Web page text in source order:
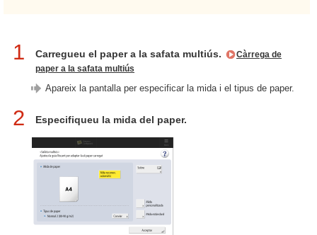
1 Carregueu el paper a la safata multiús.
Càrrega de
paper a la safata multiús
Apareix la pantalla per especificar la mida i el tipus de paper.
2 Especifiqueu la mida del paper.